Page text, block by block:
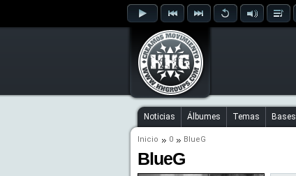
Noticias Álbumes Temas Bases
Inicio 0 BlueG
BlueG